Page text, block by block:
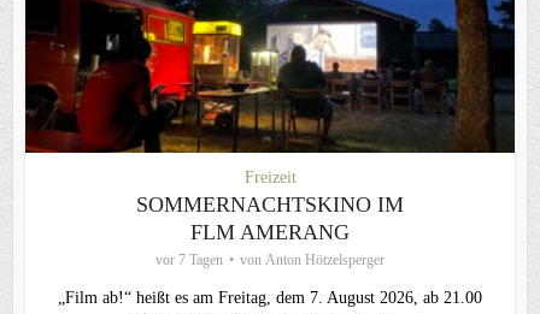
Freizeit
SOMMERNACHTSKINO IM
FLM AMERANG
vor 7 Tagen von Anton Hötzelsperger
„Film ab!“ heißt es am Freitag, dem 7. August 2026, ab 21.00